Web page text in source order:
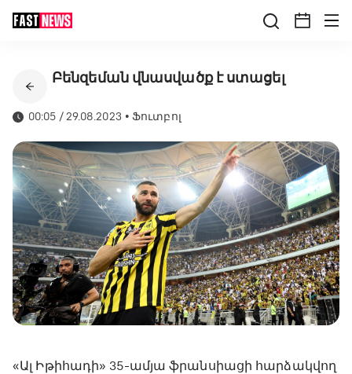
Բենզեման վնասվածք է ստացել
00:05 / 29.08.2023 •Ֆուտբոլ
«Ալ Իթիհադի» 35-ամյա ֆրանսիացի հարձակվող